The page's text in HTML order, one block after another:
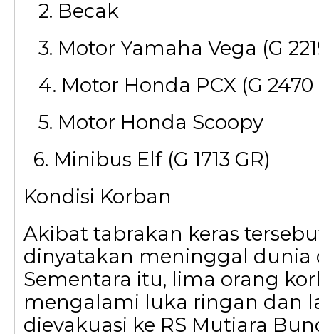
2. Becak
3. Motor Yamaha Vega (G
4. Motor Honda PCX (G 2470
5. Motor Honda Scoopy
6. Minibus Elf (G 1713 GR)
Kondisi Korban
Akibat tabrakan keras
dinyatakan meninggal dunia
Sementara itu, lima orang
mengalami luka ringan dan
dievakuasi ke RS Mutiara